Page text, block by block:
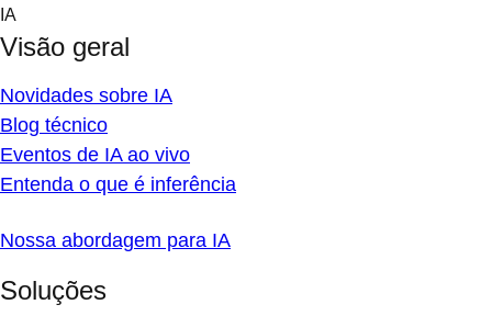
Skip
content
IA
Visão geral
Novidades sobre IA
Blog técnico
Eventos de IA ao vivo
Entenda o que é inferência
Nossa abordagem para IA
Soluções